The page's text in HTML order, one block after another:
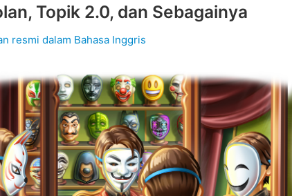
Topik 2.0, dan Sebagainya
resmi dalam Bahasa Inggris